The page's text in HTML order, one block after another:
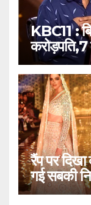
KBC11 :
रैंप पर
गई सबकी